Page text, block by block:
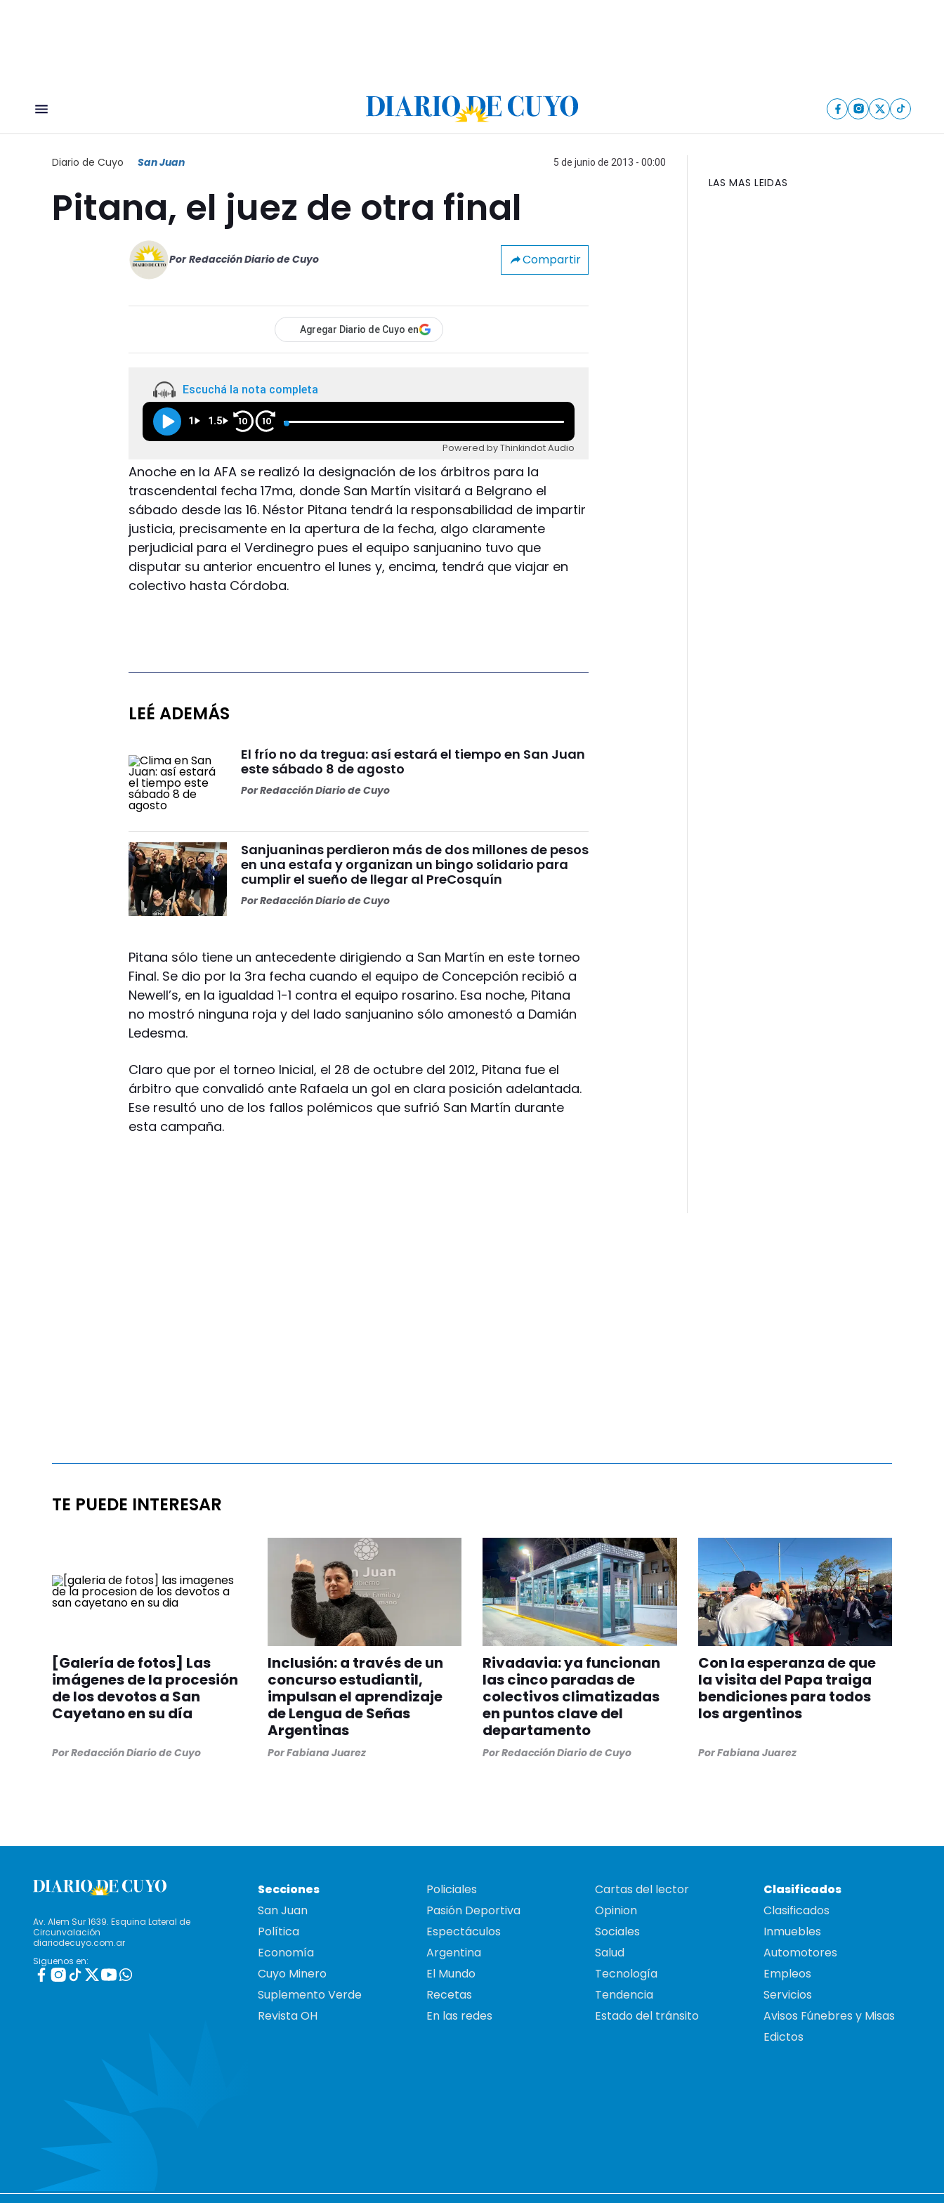
Diario de Cuyo San Juan 5 de junio de 2013 - 00:00
Pitana, el juez de otra final
Por Redacción Diario de Cuyo Compartir
Agregar Diario de Cuyo en
Escuchá la nota completa
1 1.5 10 10
Powered by Thinkindot Audio
Anoche en la AFA se realizó la designación de los árbitros para la
trascendental fecha 17ma, donde San Martín visitará a Belgrano el
sábado desde las 16. Néstor Pitana tendrá la responsabilidad de impartir
justicia, precisamente en la apertura de la fecha, algo claramente
perjudicial para el Verdinegro pues el equipo sanjuanino tuvo que
disputar su anterior encuentro el lunes y, encima, tendrá que viajar en
colectivo hasta Córdoba.
LEÉ ADEMÁS
El frío no da tregua: así estará el tiempo en San Juan
este sábado 8 de agosto
PorRedacción Diario de Cuyo
Sanjuaninas perdieron más de dos millones de pesos
en una estafa y organizan un bingo solidario para
cumplir el sueño de llegar al PreCosquín
PorRedacción Diario de Cuyo
Pitana sólo tiene un antecedente dirigiendo a San Martín en este torneo
Final. Se dio por la 3ra fecha cuando el equipo de Concepción recibió a
Newell’s, en la igualdad 1-1 contra el equipo rosarino. Esa noche, Pitana
no mostró ninguna roja y del lado sanjuanino sólo amonestó a Damián
Ledesma.
Claro que por el torneo Inicial, el 28 de octubre del 2012, Pitana fue el
árbitro que convalidó ante Rafaela un gol en clara posición adelantada.
Ese resultó uno de los fallos polémicos que sufrió San Martín durante
esta campaña.
LAS MAS LEIDAS
TE PUEDE INTERESAR
[Galería de fotos] Las
imágenes de la procesión
de los devotos a San
Cayetano en su día
PorRedacción Diario de Cuyo
Inclusión: a través de un
concurso estudiantil,
impulsan el aprendizaje
de Lengua de Señas
Argentinas
PorFabiana Juarez
Rivadavia: ya funcionan
las cinco paradas de
colectivos climatizadas
en puntos clave del
departamento
PorRedacción Diario de Cuyo
Con la esperanza de que
la visita del Papa traiga
bendiciones para todos
los argentinos
PorFabiana Juarez
Av. Alem Sur 1639. Esquina Lateral de
Circunvalación
diariodecuyo.com.ar
Siguenos en:
Secciones
San Juan
Política
Economía
Cuyo Minero
Suplemento Verde
Revista OH
Policiales
Pasión Deportiva
Espectáculos
Argentina
El Mundo
Recetas
En las redes
Cartas del lector
Opinion
Sociales
Salud
Tecnología
Tendencia
Estado del tránsito
Clasificados
Clasificados
Inmuebles
Automotores
Empleos
Servicios
Avisos Fúnebres y Misas
Edictos